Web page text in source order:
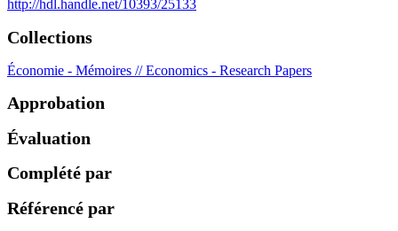
http://hdl.handle.net/10393/25133
Collections
Économie - Mémoires // Economics - Research Papers
Approbation
Évaluation
Complété par
Référencé par